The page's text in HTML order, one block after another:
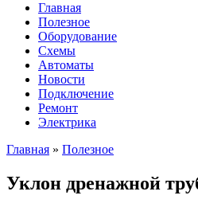
Главная
Полезное
Оборудование
Схемы
Автоматы
Новости
Подключение
Ремонт
Электрика
Главная » Полезное
Уклон дренажной